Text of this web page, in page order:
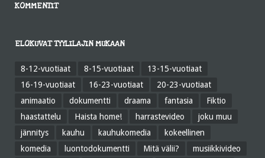
KOMMENTIT
ELOKUVAT TYYLILAJIN MUKAAN
8-12-vuotiaat 8-15-vuotiaat
13-15-vuotiaat
16-19-vuotiaat
16-23-vuotiaat
20-23-vuotiaat
animaatio
dokumentti draama fantasia
Fiktio
haastattelu
Haista home! harrastevideo
joku muu
jännitys
kauhu kauhukomedia
kokeellinen
komedia
luontodokumentti Mitä välii?
musiikkivideo